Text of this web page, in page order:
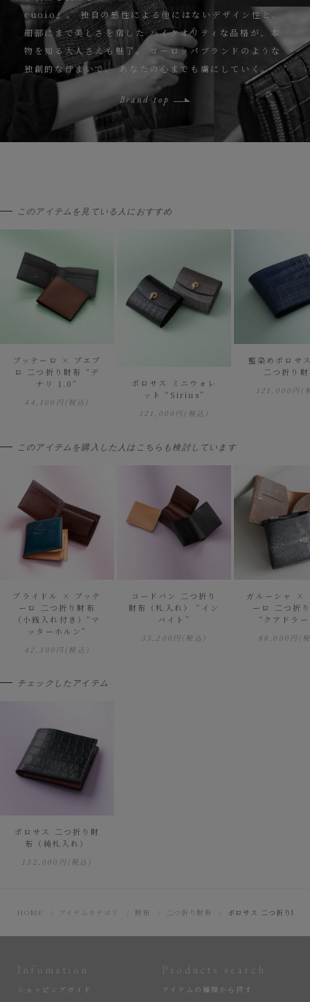
cuoio』。独自の感性による他にはないデザイン性と、
細部にまで美しさを宿した ハイクオリティな品格が、本
物を知る大人さえも魅了。
ヨーロッパブランドのような
独創的な佇まいで、あなたの心までも虜にしていく。
Brand top
このアイテムを見ている人におすすめ
ブッテーロ × プエブ
ロ 二つ折り財布 “デ
ナリ 1.0”
44,100円(税込)
ポロサス ミニウォレ
ット “Sirius”
121,000円(税込)
藍染めポロサ
二つ折り
121,000円(
このアイテムを購入した人はこちらも検討しています
ブライドル × ブッテ
ーロ 二つ折り財布
（小銭入れ付き）“マ
ッターホルン”
42,300円(税込)
コードバン 二つ折り
財布（札入れ） “イン
バイト”
35,200円(税込)
ガルーシャ ×
ーロ 二つ折
“クアドラ
88,000円(
チェックしたアイテム
ポロサス 二つ折り財
布（純札入れ）
132,000円(税込)
HOME アイテムカテゴリ 財布 二つ折り財布 ポロサス 二つ折り財布
Infomation
ショッピングガイド
Products search
アイテムの種類から探す